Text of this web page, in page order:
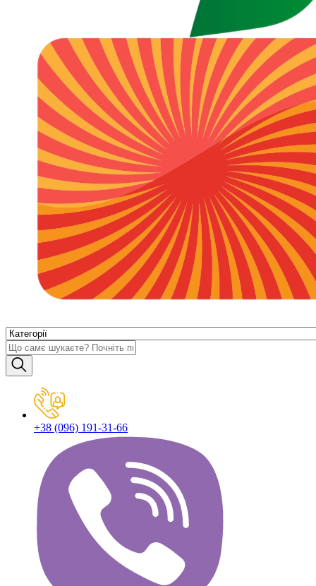
+38 (096) 191-31-66